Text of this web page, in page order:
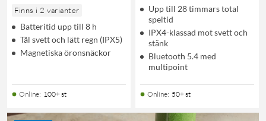
Finns i 2 varianter
Batteritid upp till 8 h
Tål svett och lätt regn (IPX5)
Magnetiska öronsnäckor
Online: 100+ st
Upp till 28 timmars total
speltid
IPX4-klassad mot svett och
stänk
Bluetooth 5.4 med
multipoint
Online: 50+ st